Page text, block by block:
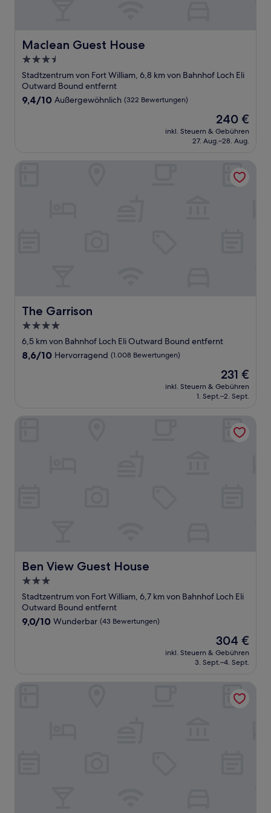
Maclean Guest House
Maclean Guest House
3.5-
Sterne-
Unterkunft
Stadtzentrum von Fort William, 6,8 km von Bahnhof Loch Eli
Outward Bound entfernt
9.4
9,4/10 Außergewöhnlich (322 Bewertungen)
Der
Preis
beträgt
240 €
inkl. Steuern & Gebühren
27. Aug.–28. Aug.
The Garrison
The Garrison
4.0-
Sterne-
Unterkunft
6,5 km von Bahnhof Loch Eli Outward Bound entfernt
8.6
8,6/10 Hervorragend (1.008 Bewertungen)
Der
Preis
beträgt
231 €
inkl. Steuern & Gebühren
1. Sept.–2. Sept.
Ben View Guest House
Ben View Guest House
3.0-
Sterne-
Unterkunft
Stadtzentrum von Fort William, 6,7 km von Bahnhof Loch Eli
Outward Bound entfernt
9.0
9,0/10 Wunderbar (43 Bewertungen)
Der
Preis
beträgt
304 €
inkl. Steuern & Gebühren
3. Sept.–4. Sept.